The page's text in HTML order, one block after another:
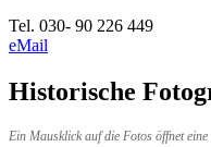
Tel. 030- 90 226 449
eMail
Historische
Ein Mausklick auf die Fotos öffnet